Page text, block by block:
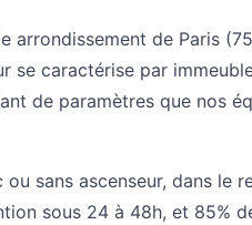
arrondissement de Paris
se caractérise par
de paramètres que nos
sans ascenseur, dans le
sous 24 à 48h, et 85%